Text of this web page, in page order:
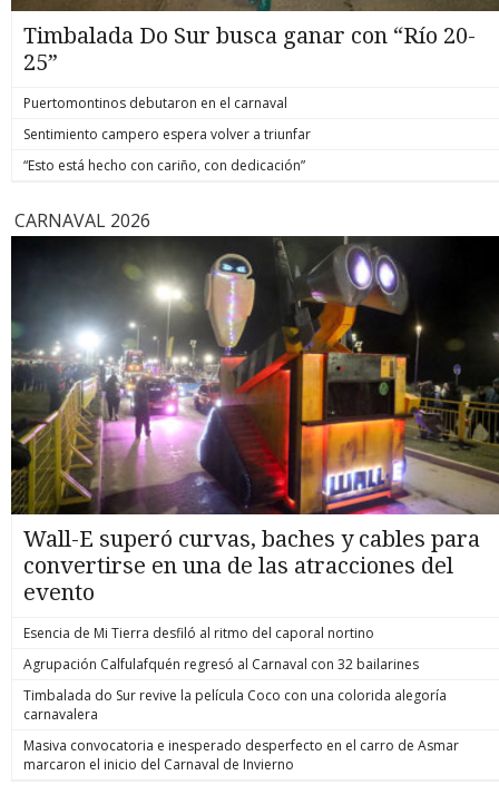
Timbalada Do Sur busca ganar con “Río 20-
25”
Puertomontinos debutaron en el carnaval
Sentimiento campero espera volver a triunfar
“Esto está hecho con cariño, con dedicación”
CARNAVAL 2026
Wall-E superó curvas, baches y cables para
convertirse en una de las atracciones del
evento
Esencia de Mi Tierra desfiló al ritmo del caporal nortino
Agrupación Calfulafquén regresó al Carnaval con 32 bailarines
Timbalada do Sur revive la película Coco con una colorida alegoría
carnavalera
Masiva convocatoria e inesperado desperfecto en el carro de Asmar
marcaron el inicio del Carnaval de Invierno